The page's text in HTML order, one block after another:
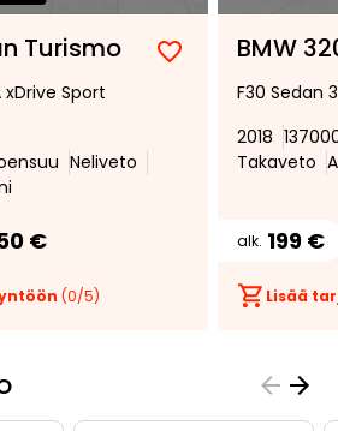
Turismo
Lisää
suosikiksi
Poista
suosikeista
Sport
Neliveto
€
(0/5)
BMW
F30 Sedan
2018
Takaveto
alk. 199 €
Lisää